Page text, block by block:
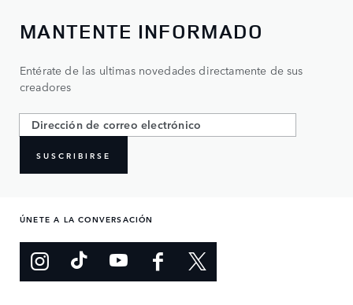
MANTENTE INFORMADO
Entérate de las ultimas novedades directamente de sus
creadores
SUSCRIBIRSE
ÚNETE A LA CONVERSACIÓN